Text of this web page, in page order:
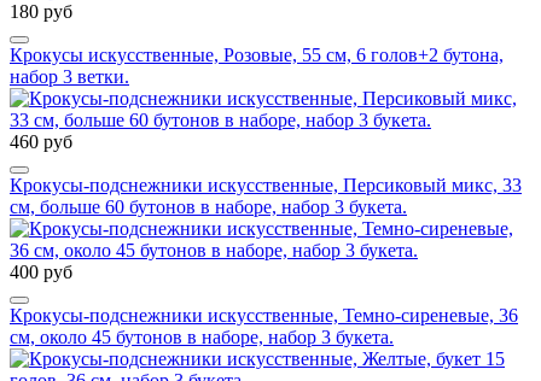
180 руб
Крокусы искусственные, Розовые, 55 см, 6 голов+2 бутона,
набор 3 ветки.
460 руб
Крокусы-подснежники искусственные, Персиковый микс, 33
см, больше 60 бутонов в наборе, набор 3 букета.
400 руб
Крокусы-подснежники искусственные, Темно-сиреневые, 36
см, около 45 бутонов в наборе, набор 3 букета.